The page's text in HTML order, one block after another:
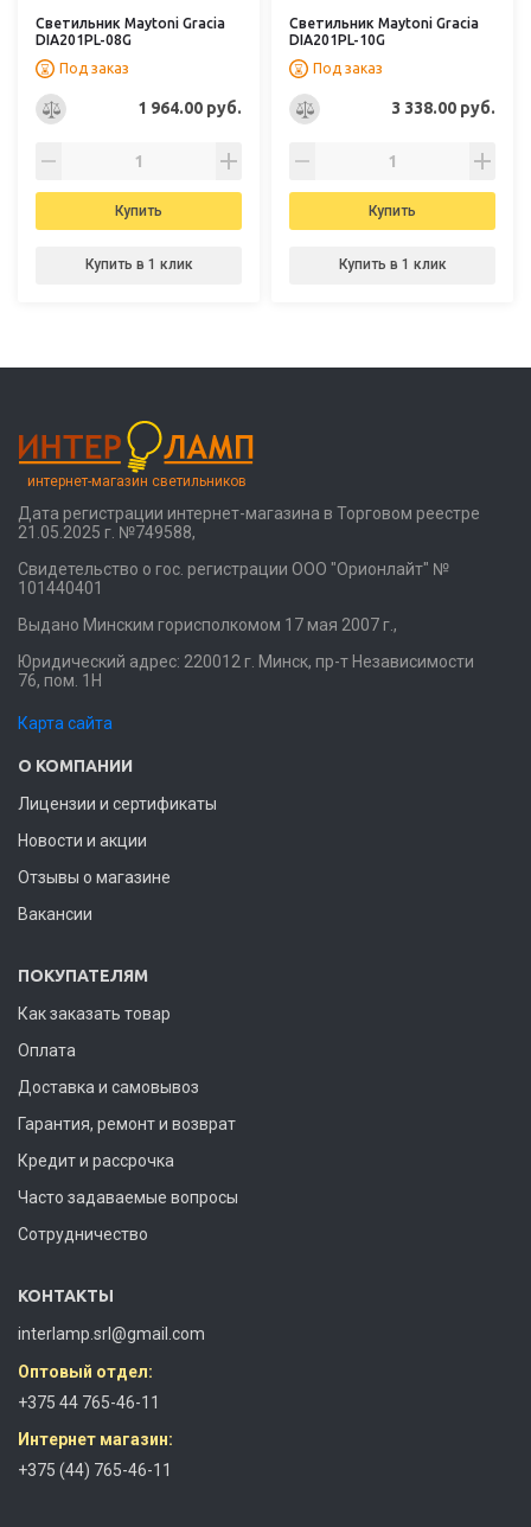
Светильник Maytoni Gracia
DIA201PL-08G
Под заказ
1 964.00 руб.
Купить
Купить в 1 клик
Светильник Maytoni Gracia
DIA201PL-10G
Под заказ
3 338.00 руб.
Купить
Купить в 1 клик
интернет-магазин светильников
Дата регистрации интернет-магазина в Торговом реестре
21.05.2025 г. №749588,
Свидетельство о гос. регистрации ООО "Орионлайт" №
101440401
Выдано Минским горисполкомом 17 мая 2007 г.,
Юридический адрес: 220012 г. Минск, пр-т Независимости
76, пом. 1Н
Карта сайта
О КОМПАНИИ
Лицензии и сертификаты
Новости и акции
Отзывы о магазине
Вакансии
ПОКУПАТЕЛЯМ
Как заказать товар
Оплата
Доставка и самовывоз
Гарантия, ремонт и возврат
Кредит и рассрочка
Часто задаваемые вопросы
Сотрудничество
КОНТАКТЫ
interlamp.srl@gmail.com
Оптовый отдел:
+375 44 765-46-11
Интернет магазин:
+375 (44) 765-46-11